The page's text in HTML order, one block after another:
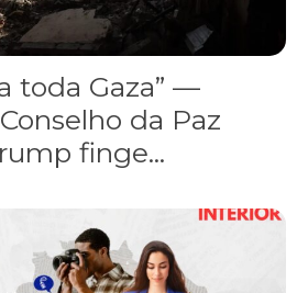
toda Gaza” —
da Paz
finge...
e revistas do interior